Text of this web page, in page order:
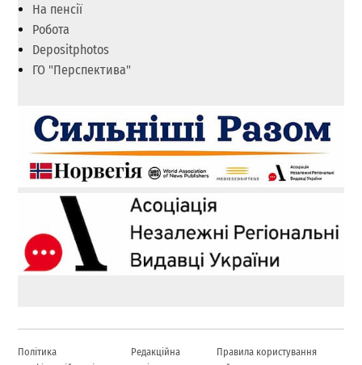
На пенсії
Робота
Depositphotos
ГО "Перспектива"
Політика
Редакційна
Правила користування